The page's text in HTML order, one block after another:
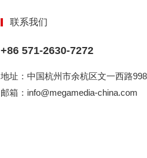
联系我们
+86 571-2630-7272
地址：中国杭州市余杭区文一西路
邮箱：info@megamedia-china.com